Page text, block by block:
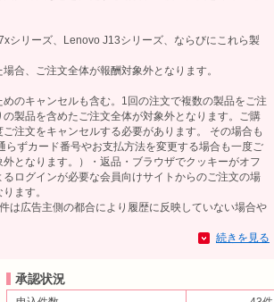
シリーズ、Lenovo J13シリーズ、ならびにこれら製
合、ご注文全体が報酬対象外となります。
のキャンセルも含む。1回の注文で複数の製品をご注
製品を含めたご注文全体が対象外となります。ご購
注文をキャンセルする必要があります。 その場合も
ずカード番号やお支払方法を変更する場合も一度ご
となります。）・返品・ブラウザでクッキーがオフ
ログインが必要な会員向けサイトからのご注文の場
ます。
広告主側の都合により履歴に反映していない場合や
続きを見る
承認状況